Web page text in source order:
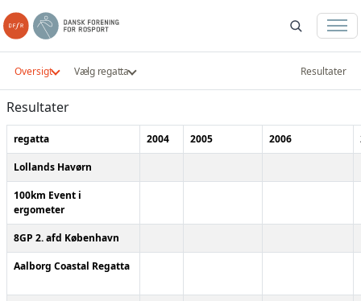
Oversigt Vælg regatta Resultater
Resultater
regatta 2004 2005 2006
Lollands Havørn
100km Event i
ergometer
8GP 2. afd København
Aalborg Coastal Regatta